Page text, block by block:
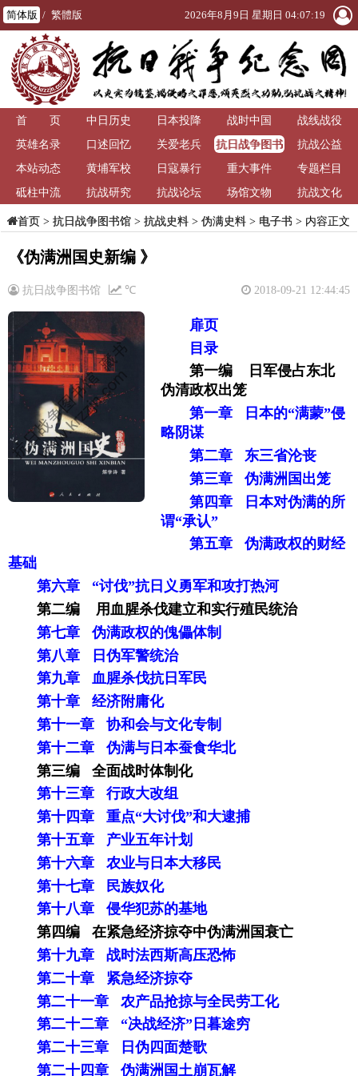
简体版 / 繁體版 2026年8月9日 星期日 04:07:19
首 页 中日历史 日本投降 战时中国
战线战役
英雄名录
口述回忆 关爱老兵
抗日战争图书
馆
抗战公益
本站动态
黄埔军校 日寇暴行 重大事件
专题栏目
砥柱中流
抗战研究 抗战论坛 场馆文物 抗战文化
首页> 抗日战争图书馆> 抗战史料> 伪满史料> 电子书 > 内容正文
《伪满洲国史新编 》
抗日战争图书馆 2018-09-21 12:44:45
℃
扉页
目录
第一编 日军侵占东北
伪清政权出笼
第一章 日本的“满蒙”侵
略阴谋
第二章 东三省沦丧
第三章 伪满洲国出笼
第四章 日本对伪满的所
谓“承认”
第五章 伪满政权的财经
基础
第六章 “讨伐”抗日义勇军和攻打热河
第二编 用血腥杀伐建立和实行殖民统治
第七章 伪满政权的傀儡体制
第八章 日伪军警统治
第九章 血腥杀伐抗日军民
第十章 经济附庸化
第十一章 协和会与文化专制
第十二章 伪满与日本蚕食华北
第三编 全面战时体制化
第十三章 行政大改组
第十四章 重点“大讨伐”和大逮捕
第十五章 产业五年计划
第十六章 农业与日本大移民
第十七章 民族奴化
第十八章 侵华犯苏的基地
第四编 在紧急经济掠夺中伪满洲国衰亡
第十九章 战时法西斯高压恐怖
第二十章 紧急经济掠夺
第二十一章 农产品抢掠与全民劳工化
第二十二章 “决战经济”日暮途穷
第二十三章 日伪四面楚歌
第二十四章 伪满洲国土崩瓦解